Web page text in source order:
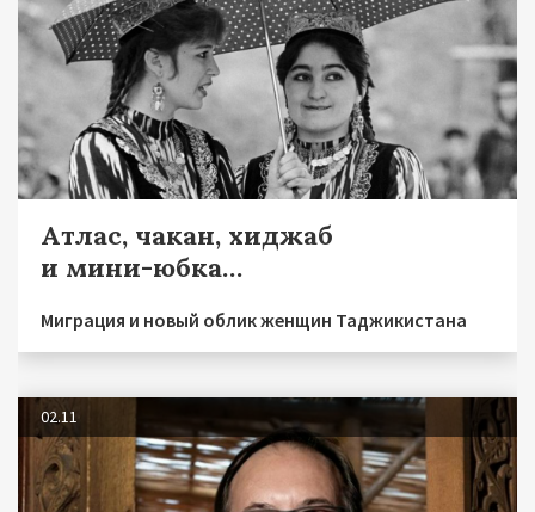
Атлас, чакан, хиджаб
и мини-юбка…
Миграция и новый облик женщин Таджикистана
02.11